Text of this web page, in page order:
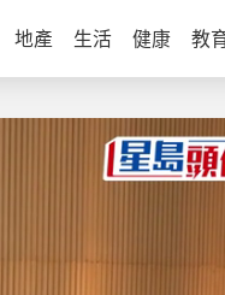
地產 生活 健康 教